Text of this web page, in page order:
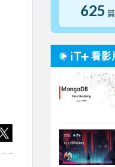
625 篇
看影